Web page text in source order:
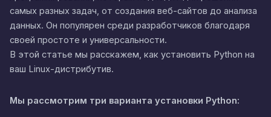
самых разных задач, от создания веб-сайтов до анализа
данных. Он популярен среди разработчиков благодаря
своей простоте и универсальности.
В этой статье мы расскажем, как установить Python на
ваш Linux-дистрибутив.
Мы рассмотрим три варианта установки Python: